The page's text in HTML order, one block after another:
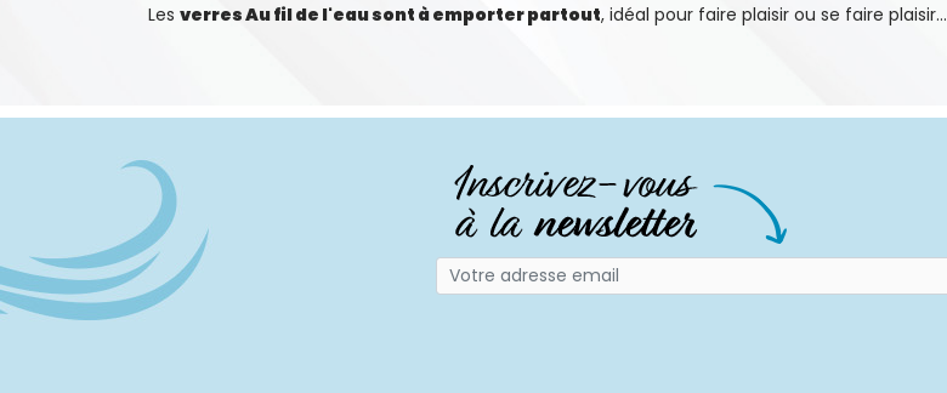
Les verres Au fil de l'eau sont à emporter partout, idéal pour faire plaisir ou se faire plaisir...